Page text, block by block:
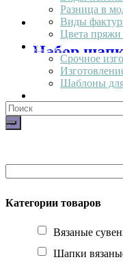
Разница в
Виды
Цвета
Услуги
Срочное
Шаблоны
Набор
479,00₽ 0000Select
Поиск
по:
Категории товаров
Вязаные
Шапки